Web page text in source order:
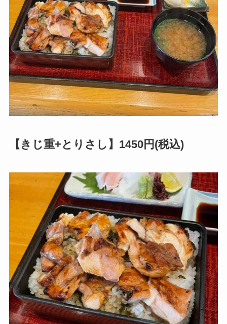
【きじ重+とりさし】1450円(税込)